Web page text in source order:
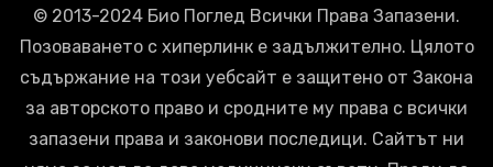
© 2013-2024 Био Поглед Всички Права Запазени.
Позоваването с хиперлинк е задължително. Цялото
съдържание на този уебсайт е защитено от Закона
за авторското право и сродните му права с всички
запазени права и законови последици. Сайтът ни